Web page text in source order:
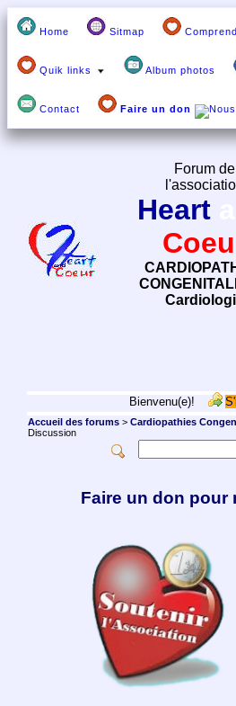
Home Sitmap
Quik links Album photos
Contact Faire un don
Forum de
Heart
Bienvenu(e)!
Accueil des forums> Cardiopathies
Discussion
Faire un don pour